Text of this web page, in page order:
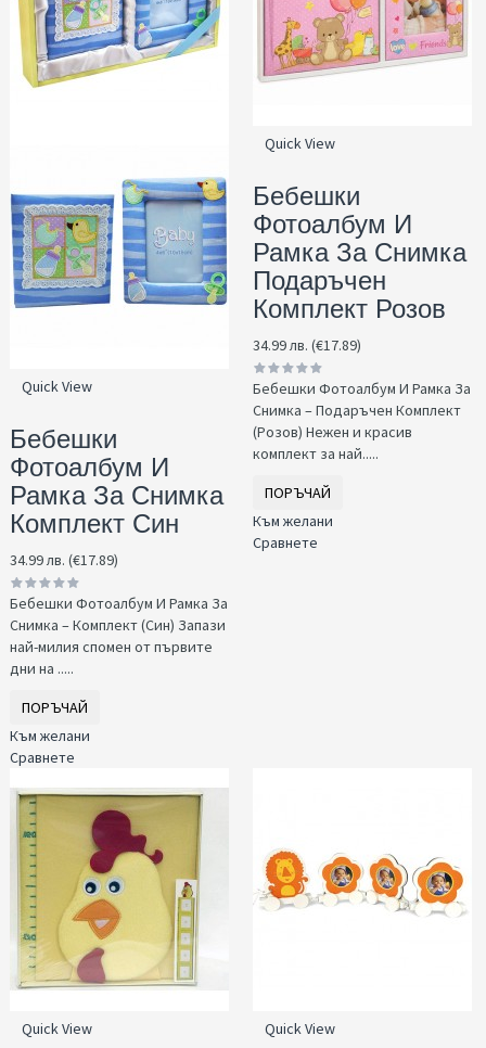
Quick View
Бебешки
Фотоалбум И
Рамка За Снимка
Комплект Син
34.99 лв. (€17.89)
Бебешки Фотоалбум И Рамка За
Снимка – Комплект (Син) Запази
най-милия спомен от първите
дни на .....
ПОРЪЧАЙ
Към желани
Сравнете
Quick View
Бебешки
Фотоалбум И
Рамка За Снимка
Подаръчен
Комплект Розов
34.99 лв. (€17.89)
Бебешки Фотоалбум И Рамка За
Снимка – Подаръчен Комплект
(Розов) Нежен и красив
комплект за най.....
ПОРЪЧАЙ
Към желани
Сравнете
Quick View Quick View